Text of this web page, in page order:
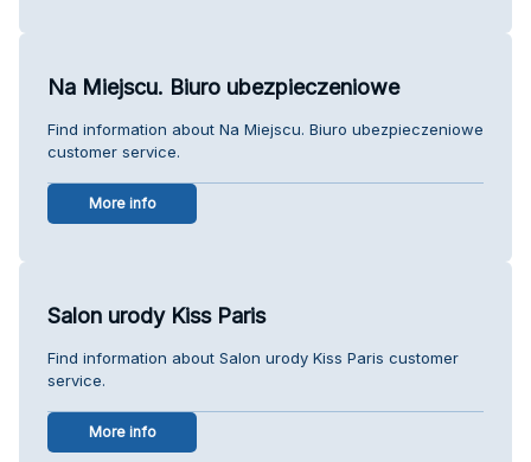
Na Miejscu. Biuro ubezpieczeniowe
Find information about Na Miejscu. Biuro ubezpieczeniowe
customer service.
More info
Salon urody Kiss Paris
Find information about Salon urody Kiss Paris customer
service.
More info